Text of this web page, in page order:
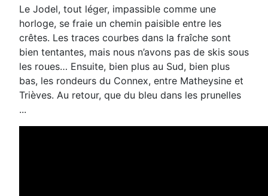
Le Jodel, tout léger, impassible comme une
horloge, se fraie un chemin paisible entre les
crêtes. Les traces courbes dans la fraîche sont
bien tentantes, mais nous n’avons pas de skis sous
les roues… Ensuite, bien plus au Sud, bien plus
bas, les rondeurs du Connex, entre Matheysine et
Trièves. Au retour, que du bleu dans les prunelles
...